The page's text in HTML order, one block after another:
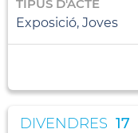
TIPUS D'ACTE
Exposició, Joves
DIVENDRES 17